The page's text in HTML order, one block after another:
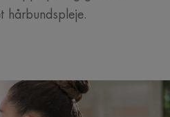
hårbundspleje.